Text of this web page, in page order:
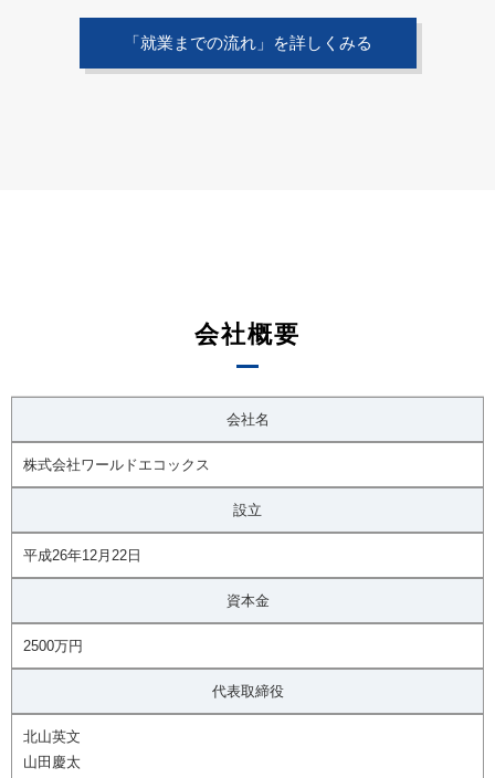
「就業までの流れ」を詳しくみる
会社概要
会社名
株式会社ワールドエコックス
設立
平成26年12月22日
資本金
2500万円
代表取締役
北山英文
山田慶太